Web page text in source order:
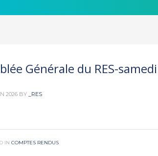
Générale du RES-
2026 BY _RES
IN COMPTES RENDUS